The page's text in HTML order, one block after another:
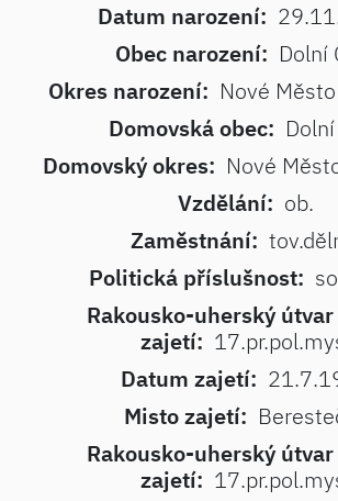
Datum narození:
Obec narození: Dolní
Okres narození: Nové
Domovská obec:
Domovský okres: Nové
Vzdělání: ob.
Zaměstnání:
Politická příslušnost:
Rakousko-uherský
zajetí:
Datum zajetí:
Misto zajetí:
Rakousko-uherský
zajetí: